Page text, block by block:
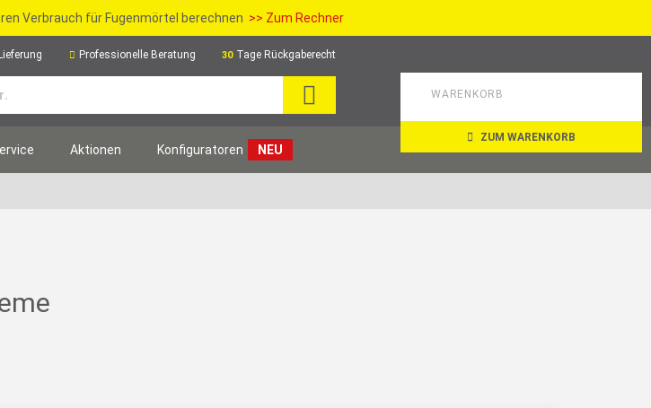
Verbrauch für Fugenmörtel berechnen >> Zum Rechner
Professionelle Beratung 30 Tage Rückgaberecht
WARENKORB
ZUM WARENKORB
Aktionen Konfiguratoren NEU